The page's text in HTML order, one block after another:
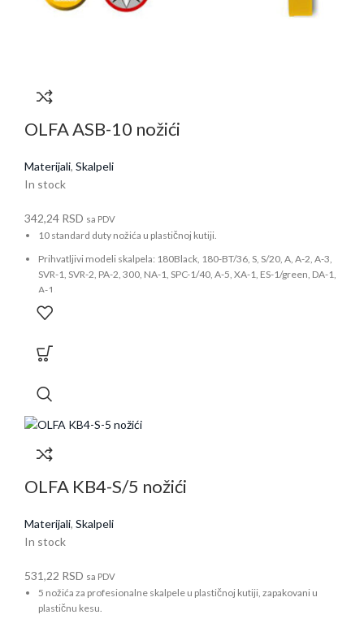
OLFA ASB-10 nožići
Materijali, Skalpeli
In stock
342,24 RSD sa PDV
10 standard duty nožića u plastičnoj kutiji.
Prihvatljivi modeli skalpela: 180Black, 180-BT/36, S, S/20, A, A-2, A-3,
SVR-1, SVR-2, PA-2, 300, NA-1, SPC-1/40, A-5, XA-1, ES-1/green, DA-1,
A-1.
OLFA KB4-S/5 nožići
Materijali, Skalpeli
In stock
531,22 RSD sa PDV
5 nožića za profesionalne skalpele u plastičnoj kutiji, zapakovani u
plastičnu kesu.